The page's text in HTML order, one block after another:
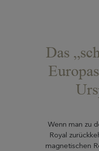
Das
Wenn man zu
Royal
magnetischen